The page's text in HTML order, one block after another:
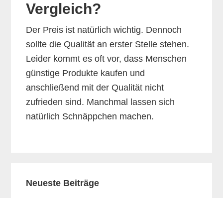
Vergleich?
Der Preis ist natürlich wichtig. Dennoch
sollte die Qualität an erster Stelle stehen.
Leider kommt es oft vor, dass Menschen
günstige Produkte kaufen und
anschließend mit der Qualität nicht
zufrieden sind. Manchmal lassen sich
natürlich Schnäppchen machen.
Sidebar
Neueste Beiträge